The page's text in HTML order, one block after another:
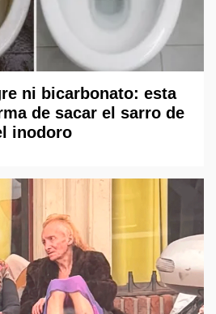
ni bicarbonato: esta
de sacar el sarro de
inodoro